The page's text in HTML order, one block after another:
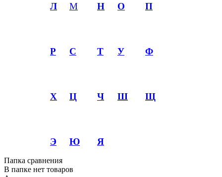
Л М Н О П
Р С Т У Ф
Х Ц Ч Ш Щ
Э Ю Я
Папка сравнения
В папке нет товаров